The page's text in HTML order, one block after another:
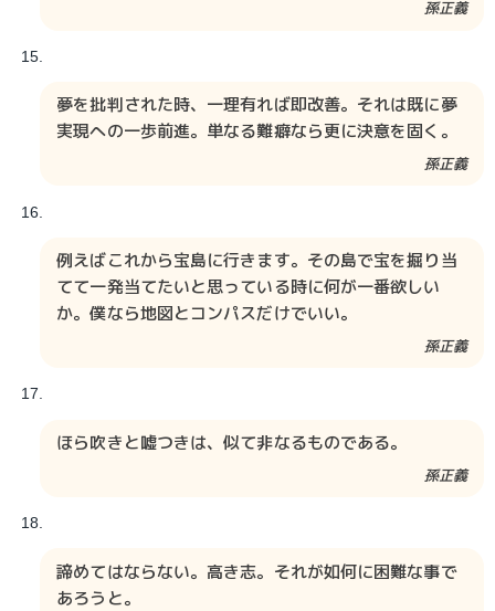
孫正義
夢を批判された時、一理有れば即改善。それは既に夢
実現への一歩前進。単なる難癖なら更に決意を固く。
孫正義
例えばこれから宝島に行きます。その島で宝を掘り当
てて一発当てたいと思っている時に何が一番欲しい
か。僕なら地図とコンパスだけでいい。
孫正義
ほら吹きと嘘つきは、似て非なるものである。
孫正義
諦めてはならない。高き志。それが如何に困難な事で
あろうと。